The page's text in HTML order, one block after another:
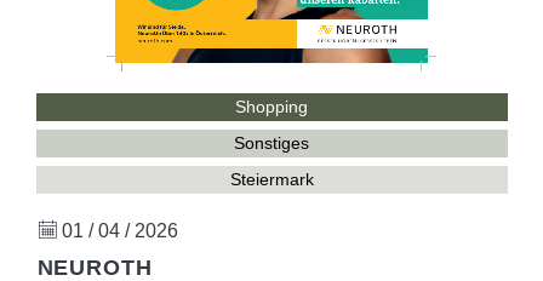
Shopping
Sonstiges
Steiermark
01 / 04 / 2026
NEUROTH